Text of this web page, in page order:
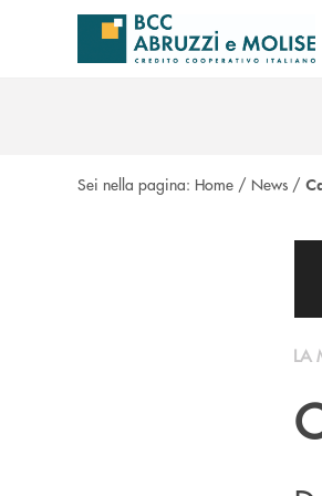
Salta al contenuto principale
Sei nella pagina: Home / News /
LA